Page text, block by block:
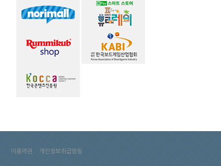
이용약관 개인정보취급방침